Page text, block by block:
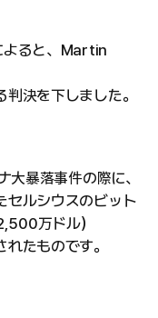
よると、Martin
決を下しました。
暴落事件の際に、
セルシウスのビット
万ドル）
たものです。